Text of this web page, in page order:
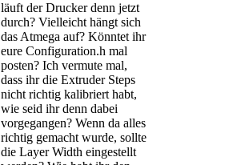
läuft der Drucker denn jetzt
durch? Vielleicht hängt sich
das Atmega auf? Könntet ihr
eure Configuration.h mal
posten? Ich vermute mal,
dass ihr die Extruder Steps
nicht richtig kalibriert habt,
wie seid ihr denn dabei
vorgegangen? Wenn da alles
richtig gemacht wurde, sollte
die Layer Width eingestellt